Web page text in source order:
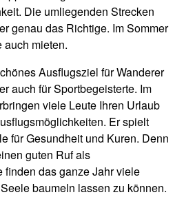
Die umliegenden Strecken
genau das Richtige. Im Sommer
auch mieten.
Ausflugsziel für Wanderer
auch für Sportbegeisterte. Im
viele Leute Ihren Urlaub
Er spielt
für Gesundheit und Kuren. Denn
guten Ruf als
finden das ganze Jahr viele
baumeln lassen zu können.